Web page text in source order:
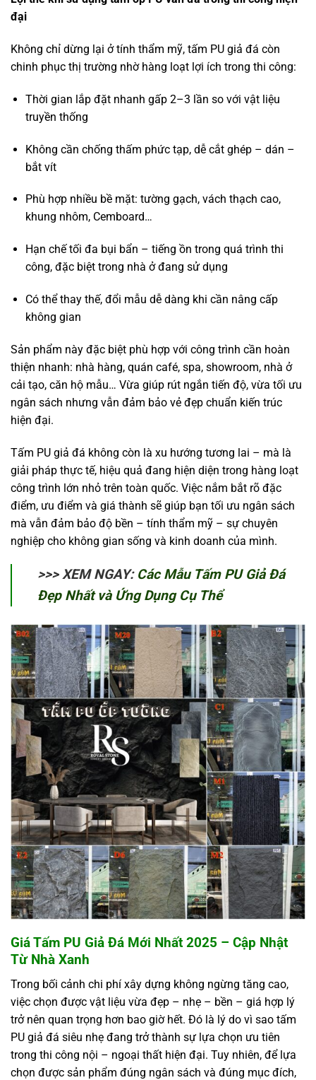
đại
Không chỉ dừng lại ở tính thẩm mỹ, tấm PU giả đá còn
chinh phục thị trường nhờ hàng loạt lợi ích trong thi công:
Thời gian lắp đặt nhanh gấp 2–3 lần so với vật liệu
truyền thống
Không cần chống thấm phức tạp, dễ cắt ghép – dán –
bắt vít
Phù hợp nhiều bề mặt: tường gạch, vách thạch cao,
khung nhôm, Cemboard…
Hạn chế tối đa bụi bẩn – tiếng ồn trong quá trình thi
công, đặc biệt trong nhà ở đang sử dụng
Có thể thay thế, đổi mẫu dễ dàng khi cần nâng cấp
không gian
Sản phẩm này đặc biệt phù hợp với công trình cần hoàn
thiện nhanh: nhà hàng, quán café, spa, showroom, nhà ở
cải tạo, căn hộ mẫu… Vừa giúp rút ngắn tiến độ, vừa tối ưu
ngân sách nhưng vẫn đảm bảo vẻ đẹp chuẩn kiến trúc
hiện đại.
Tấm PU giả đá không còn là xu hướng tương lai – mà là
giải pháp thực tế, hiệu quả đang hiện diện trong hàng loạt
công trình lớn nhỏ trên toàn quốc. Việc nắm bắt rõ đặc
điểm, ưu điểm và giá thành sẽ giúp bạn tối ưu ngân sách
mà vẫn đảm bảo độ bền – tính thẩm mỹ – sự chuyên
nghiệp cho không gian sống và kinh doanh của mình.
>>> XEM NGAY: Các Mẫu Tấm PU Giả Đá
Đẹp Nhất và Ứng Dụng Cụ Thể
Giá Tấm PU Giả Đá Mới Nhất 2025 – Cập Nhật
Từ Nhà Xanh
Trong bối cảnh chi phí xây dựng không ngừng tăng cao,
việc chọn được vật liệu vừa đẹp – nhẹ – bền – giá hợp lý
trở nên quan trọng hơn bao giờ hết. Đó là lý do vì sao tấm
PU giả đá siêu nhẹ đang trở thành sự lựa chọn ưu tiên
trong thi công nội – ngoại thất hiện đại. Tuy nhiên, để lựa
chọn được sản phẩm đúng ngân sách và đúng mục đích,